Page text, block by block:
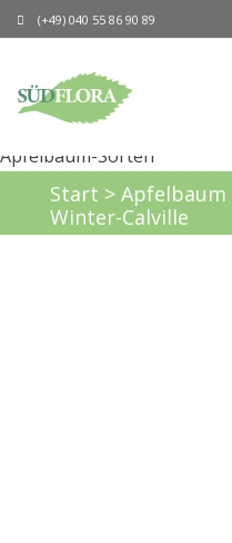
(+49) 040 55 86 90 89
Start > Apfelbaum
Winter-Calville